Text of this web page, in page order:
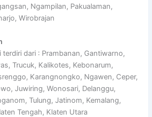
Ngampilan, Pakualaman,
Wirobrajan
terdiri dari : Prambanan, Gantiwarno,
Trucuk, Kalikotes, Kebonarum,
Karangnongko, Ngawen, Ceper,
Juwiring, Wonosari, Delanggu,
Tulung, Jatinom, Kemalang,
Tengah, Klaten Utara